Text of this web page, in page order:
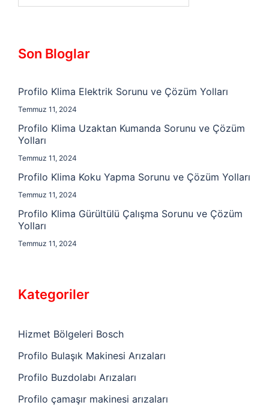
Son Bloglar
Profilo Klima Elektrik Sorunu ve Çözüm Yolları
Temmuz 11, 2024
Profilo Klima Uzaktan Kumanda Sorunu ve Çözüm
Yolları
Temmuz 11, 2024
Profilo Klima Koku Yapma Sorunu ve Çözüm Yolları
Temmuz 11, 2024
Profilo Klima Gürültülü Çalışma Sorunu ve Çözüm
Yolları
Temmuz 11, 2024
Kategoriler
Hizmet Bölgeleri Bosch
Profilo Bulaşık Makinesi Arızaları
Profilo Buzdolabı Arızaları
Profilo çamaşır makinesi arızaları